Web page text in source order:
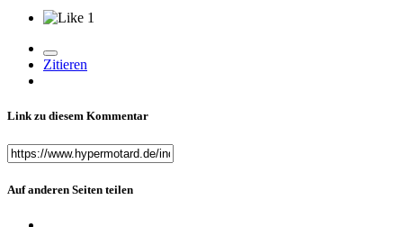
1
Zitieren
Link zu diesem Kommentar
Auf anderen Seiten teilen